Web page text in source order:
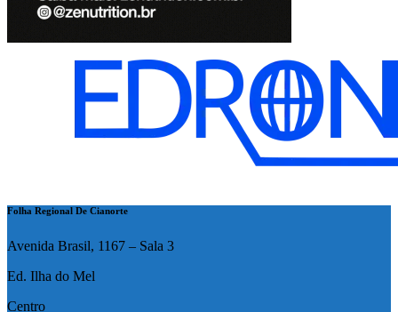
Folha Regional De Cianorte
Avenida Brasil, 1167 – Sala 3
Ed. Ilha do Mel
Centro